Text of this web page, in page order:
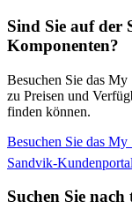
Sind Sie auf der
Komponenten?
Besuchen Sie das
zu Preisen und
finden können.
Besuchen Sie das
Sandvik-Kundenportal
Suchen Sie